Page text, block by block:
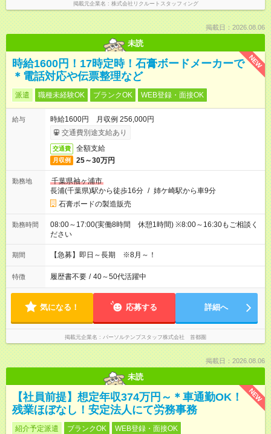
掲載元企業名 株式会社リクルートスタッフィング
掲載日：2026.08.06
未読
NEW
時給1600円！17時定時！石膏ボードメーカーで
＊電話対応や伝票整理など
派遣 職種未経験OK ブランクOK WEB登録・面接OK
給与
時給1600円 月収例 256,000円
交通費別途支給あり
交通費 全額支給
月収例 25～30万円
勤務地
千葉県袖ヶ浦市
長浦(千葉県)駅から徒歩16分 / 姉ケ崎駅から車9分
石膏ボードの製造販売
勤務時間
08:00～17:00(実働8時間 休憩1時間) ※8:00～16:30もご相談く
ださい
期間 【急募】即日～長期 ※8月～！
特徴 履歴書不要 / 40～50代活躍中
気になる！ 応募する 詳細へ
掲載元企業名 パーソルテンプスタッフ株式会社 首都圏
掲載日：2026.08.06
未読
NEW
【社員前提】想定年収374万円～＊車通勤OK！
残業ほぼなし！安定法人にて労務事務
紹介予定派遣 ブランクOK WEB登録・面接OK